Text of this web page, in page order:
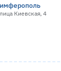
Киевская, 4